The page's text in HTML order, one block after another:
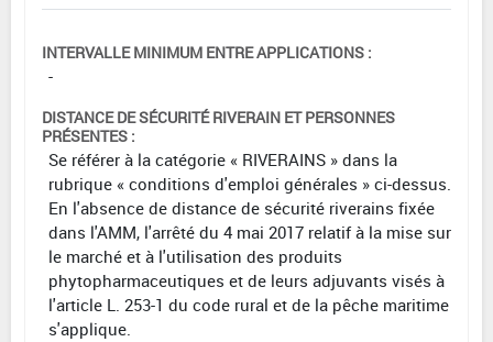
INTERVALLE MINIMUM ENTRE APPLICATIONS :
-
DISTANCE DE SÉCURITÉ RIVERAIN ET PERSONNES
PRÉSENTES :
Se référer à la catégorie « RIVERAINS » dans la
rubrique « conditions d'emploi générales » ci-dessus.
En l'absence de distance de sécurité riverains fixée
dans l'AMM, l'arrêté du 4 mai 2017 relatif à la mise sur
le marché et à l'utilisation des produits
phytopharmaceutiques et de leurs adjuvants visés à
l'article L. 253-1 du code rural et de la pêche maritime
s'applique.